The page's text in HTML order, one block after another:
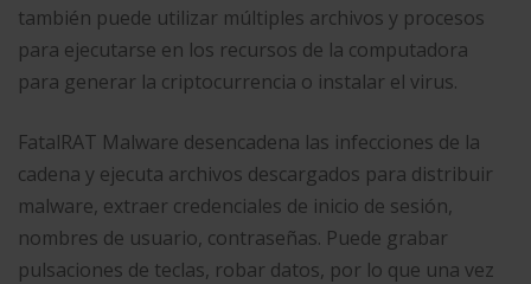
también puede utilizar múltiples archivos y procesos
para ejecutarse en los recursos de la computadora
para generar la criptocurrencia o instalar el virus.
FatalRAT Malware desencadena las infecciones de la
cadena y ejecuta archivos descargados para distribuir
malware, extraer credenciales de inicio de sesión,
nombres de usuario, contraseñas. Puede grabar
pulsaciones de teclas, robar datos, por lo que una vez